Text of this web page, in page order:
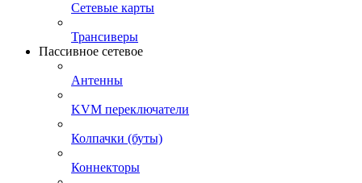
Сетевые карты
Трансиверы
Пассивное сетевое
Антенны
KVM переключатели
Колпачки (буты)
Коннекторы